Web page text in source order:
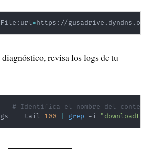
=https://
revisa los logs de tu
# Identifica el nombre del
--tail 100 grep -i